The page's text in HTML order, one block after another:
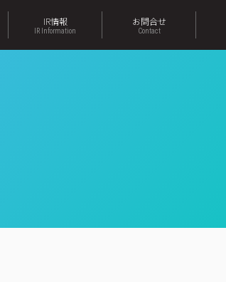
IR情報
IR Information
お問合せ
Contact